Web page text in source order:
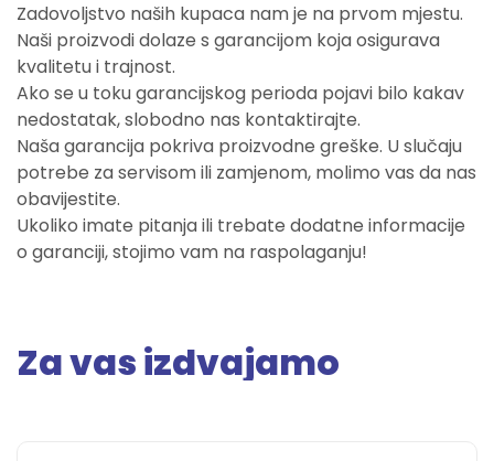
Zadovoljstvo naših kupaca nam je na prvom mjestu.
Naši proizvodi dolaze s garancijom koja osigurava
kvalitetu i trajnost.
Ako se u toku garancijskog perioda pojavi bilo kakav
nedostatak, slobodno nas kontaktirajte.
Naša garancija pokriva proizvodne greške. U slučaju
potrebe za servisom ili zamjenom, molimo vas da nas
obavijestite.
Ukoliko imate pitanja ili trebate dodatne informacije
o garanciji, stojimo vam na raspolaganju!
Za vas izdvajamo